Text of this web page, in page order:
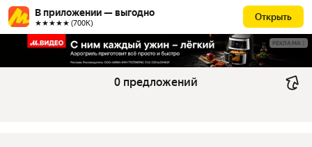
В приложении — выгодно
★★★★★ (700К)
Открыть
РЕКЛАМА
0 предложений